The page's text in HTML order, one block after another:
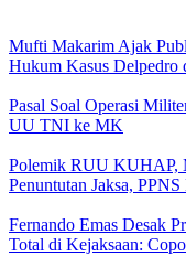
Mufti Makarim Ajak
Hukum Kasus Delpedro
Pasal Soal Operasi
UU TNI ke MK
Polemik RUU KUHAP,
Penuntutan Jaksa,
Fernando Emas Desak
Total di Kejaksaan: